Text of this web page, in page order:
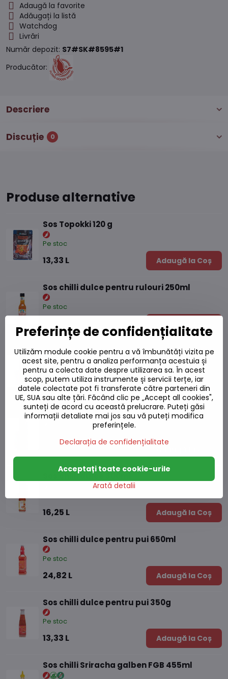
Adaugă la favorite
Adăugați la listă
Watchdog
Livrări
Număr depozit: S7#SK#8595#1
Producător:
Descriere
Discuție 0
Produse alternative
Sos Topokki 120 g
Pe stoc
13,33 L Adaugă la Coș
Sos chilli dulce pentru rulouri 250ml
Pe stoc
13,84 L Adaugă la Coș
Sos chilli dulce pentru pui 725ml
Pe stoc
23,49 L Adaugă la Coș
Sos chilli dulce pentru pui 295ml
Sos chilli dulce 300ml
16,25 L Adaugă la Coș
Sos chilli dulce pentru pui 650ml
Pe stoc
24,82 L Adaugă la Coș
Sos chilli dulce pentru pui 350g
Pe stoc
13,33 L Adaugă la Coș
Sos chilli Sriracha galben FGB 455ml
Preferințe de confidențialitate
Utilizăm module cookie pentru a vă îmbunătăți vizita pe
acest site, pentru a analiza performanța acestuia și
pentru a colecta date despre utilizarea sa. În acest
scop, putem utiliza instrumente și servicii terțe, iar
datele colectate pot fi transferate către parteneri din
UE, SUA sau alte țări. Făcând clic pe „Accept all cookies",
sunteți de acord cu această prelucrare. Puteți găsi
informații detaliate mai jos sau vă puteți modifica
preferințele.
Declarația de confidențialitate
Arată detalii
Acceptați toate cookie-urile